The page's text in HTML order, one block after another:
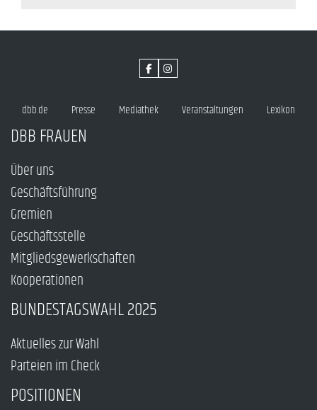
dbb.de Presse Mediathek Veranstaltungen Lexikon
DBB FRAUEN
Über uns
Geschäftsführung
Gremien
Geschäftsstelle
Mitgliedsgewerkschaften
Kooperationen
BUNDESTAGSWAHL 2025
Aktuelles zur Wahl
Parteien im Check
POSITIONEN